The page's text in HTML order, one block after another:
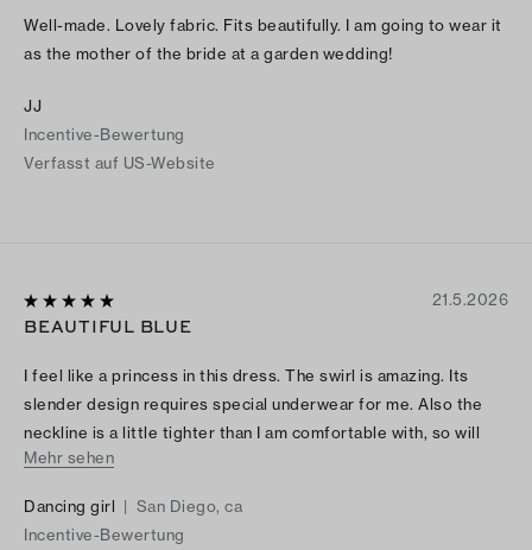
Well-made. Lovely fabric. Fits beautifully. I am going to wear it
as the mother of the bride at a garden wedding!
JJ
Incentive-Bewertung
Verfasst auf US-Website
21.5.2026
BEAUTIFUL BLUE
I feel like a princess in this dress. The swirl is amazing. Its
slender design requires special underwear for me. Also the
neckline is a little tighter than I am comfortable with, so will
have it altered.
Mehr sehen
Dancing girl | San Diego, ca
Incentive-Bewertung